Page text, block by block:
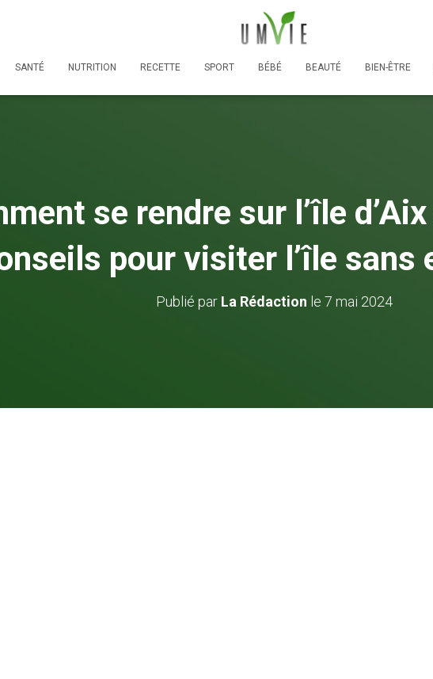
SANTÉ NUTRITION RECETTE SPORT BÉBÉ BEAUTÉ BIEN-ÊTRE
se rendre sur l’île
pour visiter l’île sans
Publié par La Rédaction le 7 mai 2024